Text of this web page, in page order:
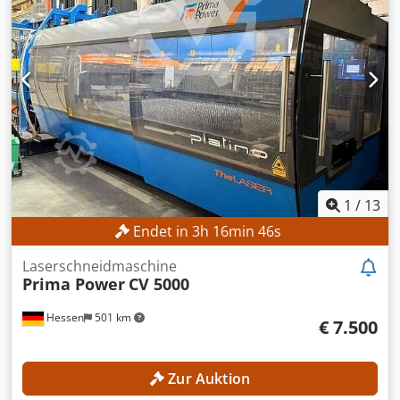
1.100 mm Spindeldrehzahl: 8.000 U/min Chodpfxezncnde
Agdoa Palettengröße: 630 × 630 mm Rundtisch: 360.000 ×
0,001° Werkzeugplätze: 400 Werkzeugaufnahme: HSK 100
Bearbeitungsachsen: 5 MASCHINEN-DETAILS Steuerung:
Siemens 840D
1 / 13
Endet in 3h 16min 44s
Hessen 501 km
Laserschneidmaschine
Prima Power CV 5000
€ 7.500
Zur Auktion